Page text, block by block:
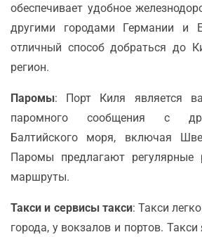
обеспечивает удобное
другими городами Германии и
отличный способ добраться до
регион.
Паромы: Порт Киля является
паромного сообщения с
Балтийского моря, включая
Паромы предлагают регулярные
маршруты.
Такси и сервисы такси: Такси
города, у вокзалов и портов.